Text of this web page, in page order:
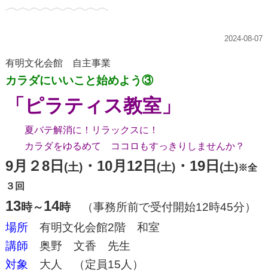
2024-08-07
有明文化会館 自主事業
カラダにいいこと始めよう③
「ピラティス教室」
夏バテ解消に！リラックスに！
カラダをゆるめて ココロもすっきりしませんか？
9月２8日 (土)・10月12日 (土)・19日 (土)※全
３回
13時～14時
（事務所前で受付開始12時45分）
場所有明文化会館2階 和室
講師 奥野 文香 先生
対象
大人 （定員15人）